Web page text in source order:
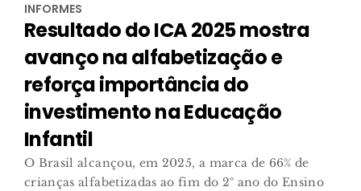
INFORMES
Resultado do ICA 2025 mostra
avanço na alfabetização e
reforça importância do
investimento na Educação
Infantil
O Brasil alcançou, em 2025, a marca de 66% de
crianças alfabetizadas ao fim do 2º ano do Ensino